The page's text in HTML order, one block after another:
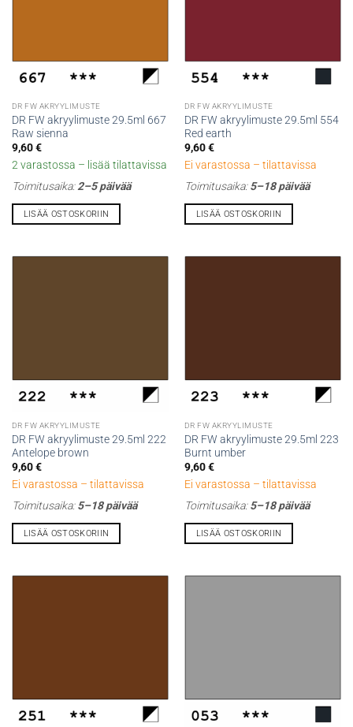
DR FW AKRYYLIMUSTE
DR FW akryylimuste 29.5ml 667
Raw sienna
9,60€
2 varastossa – lisää tilattavissa
Toimitusaika:2–5 päivää
LISÄÄ OSTOSKORIIN
DR FW AKRYYLIMUSTE
DR FW akryylimuste 29.5ml 554
Red earth
9,60€
Ei varastossa – tilattavissa
Toimitusaika:5–18 päivää
LISÄÄ OSTOSKORIIN
DR FW AKRYYLIMUSTE
DR FW akryylimuste 29.5ml 222
Antelope brown
9,60€
Ei varastossa – tilattavissa
Toimitusaika:5–18 päivää
LISÄÄ OSTOSKORIIN
DR FW AKRYYLIMUSTE
DR FW akryylimuste 29.5ml 223
Burnt umber
9,60€
Ei varastossa – tilattavissa
Toimitusaika:5–18 päivää
LISÄÄ OSTOSKORIIN